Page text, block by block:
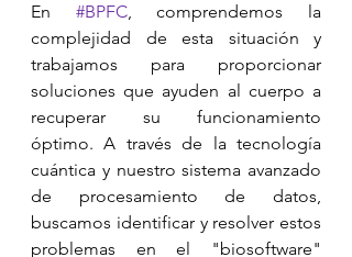
En #BPFC, comprendemos la
complejidad de esta situación y
trabajamos para proporcionar
soluciones que ayuden al cuerpo a
recuperar su funcionamiento
óptimo. A través de la tecnología
cuántica y nuestro sistema avanzado
de procesamiento de datos,
buscamos identificar y resolver estos
problemas en el "biosoftware"